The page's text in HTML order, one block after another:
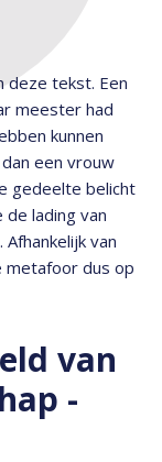
deze tekst. Een
meester had
kunnen
een vrouw
gedeelte belicht
lading van
van
metafoor dus op
van
-